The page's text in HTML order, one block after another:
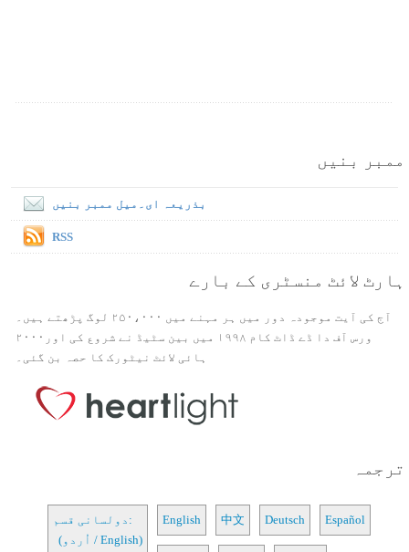
ممبر بنیں
بذریعہ ای۔میل ممبر بنیں
RSS
ہارٹ لائٹ منسٹری کے بارے
آج کی آیت موجودہ دور میں ہر مہنے میں ۲۵۰،۰۰۰ لوگ پڑھتے ہیں۔
ورس آف دا ڈے ڈاٹ کام ۱۹۹۸ میں بین سٹیڈ نے شروع کی اور۲۰۰۰
ہائی لائٹ نیٹورک کا حصہ بن گئی۔
ترجمہ
دولسانی قسم:
(اُردو / English)
English 中文 Deutsch Español